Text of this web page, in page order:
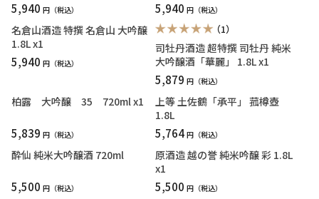
5,940 円 5,940 円
名倉山酒造 特撰 名倉山 大吟醸
1.8L x1
5,940 円
（1）
司牡丹酒造 超特撰 司牡丹 純米
大吟醸酒「華麗」 1.8L x1
5,879 円
柏露 大吟醸 35 720ml x1
5,839 円
上等 土佐鶴「承平」 菰樽壺
1.8L
5,764円
酔仙 純米大吟醸酒 720ml
5,500 円
原酒造 越の誉 純米吟醸 彩 1.8L
x1
5,500 円